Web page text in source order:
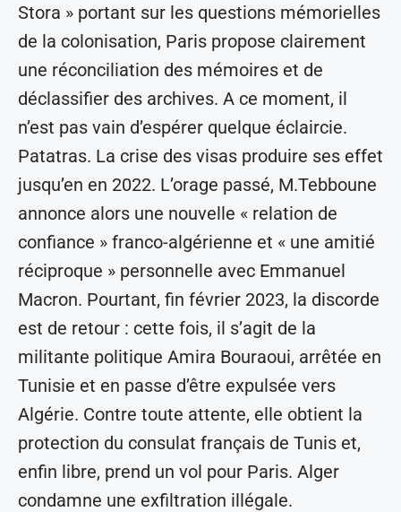
Stora » portant sur les questions mémorielles
de la colonisation, Paris propose clairement
une réconciliation des mémoires et de
déclassifier des archives. A ce moment, il
n’est pas vain d’espérer quelque éclaircie.
Patatras. La crise des visas produire ses effet
jusqu’en en 2022. L’orage passé, M.Tebboune
annonce alors une nouvelle « relation de
confiance » franco-algérienne et « une amitié
réciproque » personnelle avec Emmanuel
Macron. Pourtant, fin février 2023, la discorde
est de retour : cette fois, il s’agit de la
militante politique Amira Bouraoui, arrêtée en
Tunisie et en passe d’être expulsée vers
Algérie. Contre toute attente, elle obtient la
protection du consulat français de Tunis et,
enfin libre, prend un vol pour Paris. Alger
condamne une exfiltration illégale.